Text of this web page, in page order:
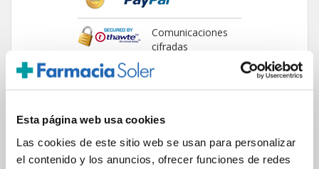
Esta página web usa cookies
Las cookies de este sitio web se usan para personalizar
el contenido y los anuncios, ofrecer funciones de redes
Comunicaciones
cifradas
ENVIOS Y DESTINOS